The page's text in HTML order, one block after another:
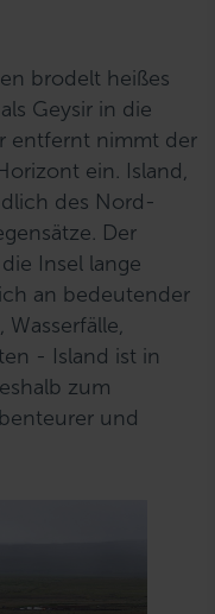
brodelt heißes
Geysir in die
entfernt nimmt der
ein. Island,
des Nord-
Der
Insel lange
an bedeutender
- Island ist in
zum
und